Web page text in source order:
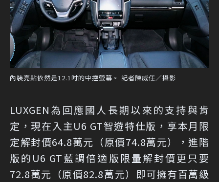
內裝亮點依然是12.1吋的中控螢幕。 記者陳威任／攝影
LUXGEN為回應國人長期以來的支持與肯
定，現在入主U6 GT智遊特仕版，享本月限
定解封價64.8萬元（原價74.8萬元），進階
版的U6 GT藍調倍適版限量解封價更只要
72.8萬元（原價82.8萬元）即可擁有百萬級